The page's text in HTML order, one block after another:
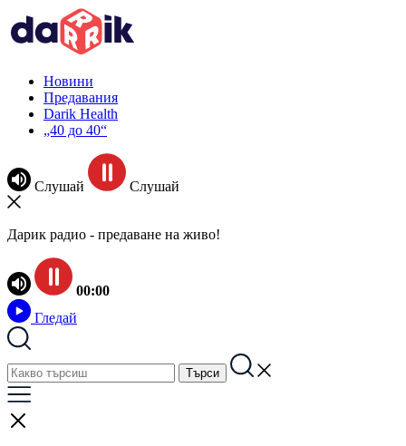
Новини
Предавания
Darik Health
„40 до 40“
Слушай Слушай
Дарик радио - предаване на живо!
00:00
Гледай